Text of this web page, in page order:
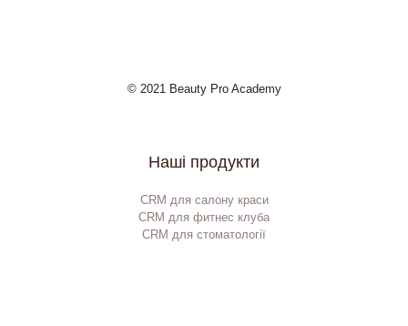
© 2021 Beauty Pro Academy
Наші продукти
CRM для салону краси
CRM для фитнес клуба
CRM для стоматології